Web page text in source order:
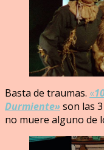
Basta de traumas. «
Durmiente»son las
no muere alguno de